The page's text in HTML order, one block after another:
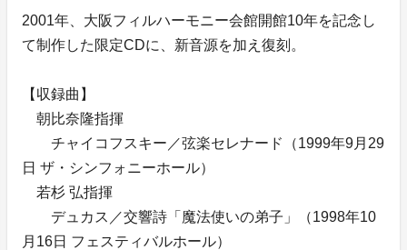
2001年、大阪フィルハーモニー会館開館10年を記念し
て制作した限定CDに、新音源を加え復刻。
【収録曲】
朝比奈隆指揮
チャイコフスキー／弦楽セレナード（1999年9月29
日 ザ・シンフォニーホール）
若杉 弘指揮
デュカス／交響詩「魔法使いの弟子」（1998年10
月16日 フェスティバルホール）